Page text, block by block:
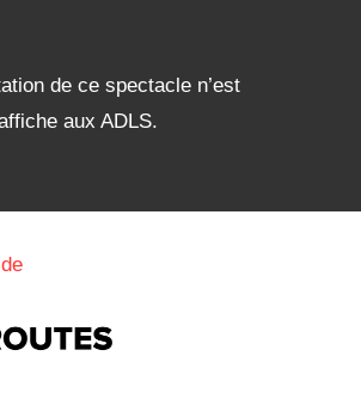
de ce spectacle n’est
aux ADLS.